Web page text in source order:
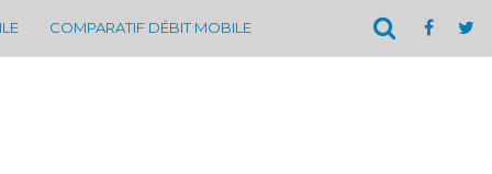
COMPARATIF DÉBIT MOBILE